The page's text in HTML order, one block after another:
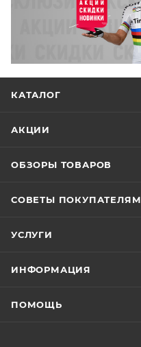
КАТАЛОГ
АКЦИИ
ОБЗОРЫ ТОВАРОВ
СОВЕТЫ ПОКУПАТЕЛЯМ
УСЛУГИ
ИНФОРМАЦИЯ
ПОМОЩЬ